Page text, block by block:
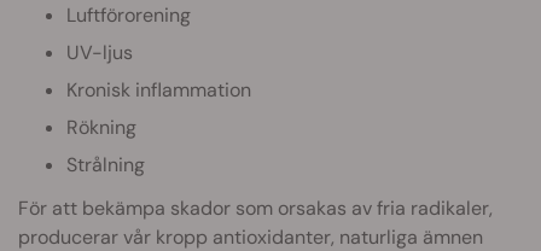
Luftförorening
UV-ljus
Kronisk inflammation
Rökning
Strålning
För att bekämpa skador som orsakas av fria radikaler,
producerar vår kropp antioxidanter, naturliga ämnen